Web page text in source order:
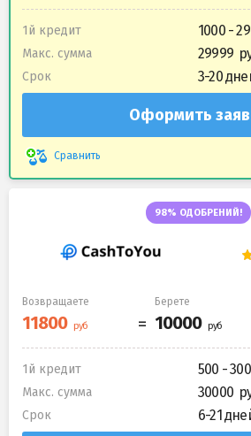
1й кредит 1000 -
Макс. сумма 29999
Срок 3-20
Оформить
Сравнить
98% ОДОБРЕНИЙ!
Возвращаете Берете
1й кредит 500 -
Макс. сумма 30000
Срок 6-21